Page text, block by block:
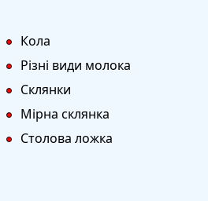
Кола
Різні види молока
Склянки
Мірна склянка
Столова ложка